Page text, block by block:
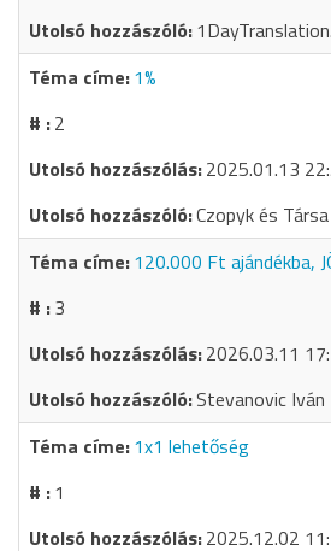
1%
2
2025.01.13
Czopyk és
120.000 Ft ajándékba,
3
2026.03.11
Stevanovic Iván
1x1 lehetőség
1
2025.12.02